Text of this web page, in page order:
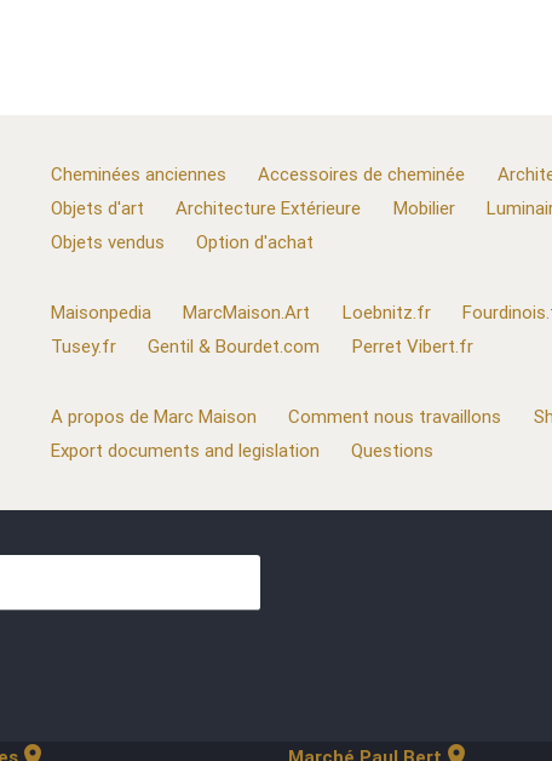
Cheminées anciennes Accessoires de cheminée
Objets d'art
Architecture Extérieure Mobilier
Objets vendus
Option d'achat
Maisonpedia MarcMaison.Art Loebnitz.fr
Tusey.fr
Gentil & Bourdet.com Perret Vibert.fr
A propos de Marc Maison Comment nous travaillons
Export documents and legislation
Questions